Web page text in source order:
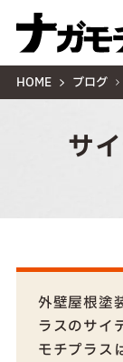
HOME ブログ
サ
外壁屋根塗
ラスのサイ
モチプラス